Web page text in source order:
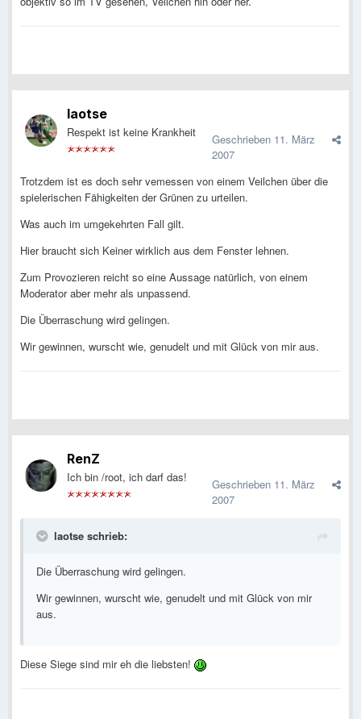
laotse
Respekt ist keine Krankheit Geschrieben 11. März
2007
Trotzdem ist es doch sehr vemessen von einem Veilchen über die
spielerischen Fähigkeiten der Grünen zu urteilen.
Was auch im umgekehrten Fall gilt.
Hier braucht sich Keiner wirklich aus dem Fenster lehnen.
Zum Provozieren reicht so eine Aussage natürlich, von einem
Moderator aber mehr als unpassend.
Die Überraschung wird gelingen.
Wir gewinnen, wurscht wie, genudelt und mit Glück von mir aus.
RenZ
Ich bin /root, ich darf das! Geschrieben 11. März
2007
laotse schrieb:
Die Überraschung wird gelingen.
Wir gewinnen, wurscht wie, genudelt und mit Glück von mir
aus.
Diese Siege sind mir eh die liebsten!